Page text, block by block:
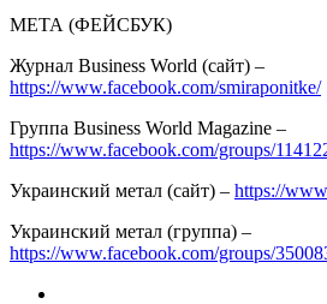
МЕТА (ФЕЙСБУК)
Журнал Business World (сайт) –
https://www.facebook.com/smiraponitke/
Группа Business World Magazine –
https://www.facebook.com/groups/
Украинский метал (сайт) – https://
Украинский метал (группа) –
https://www.facebook.com/groups/